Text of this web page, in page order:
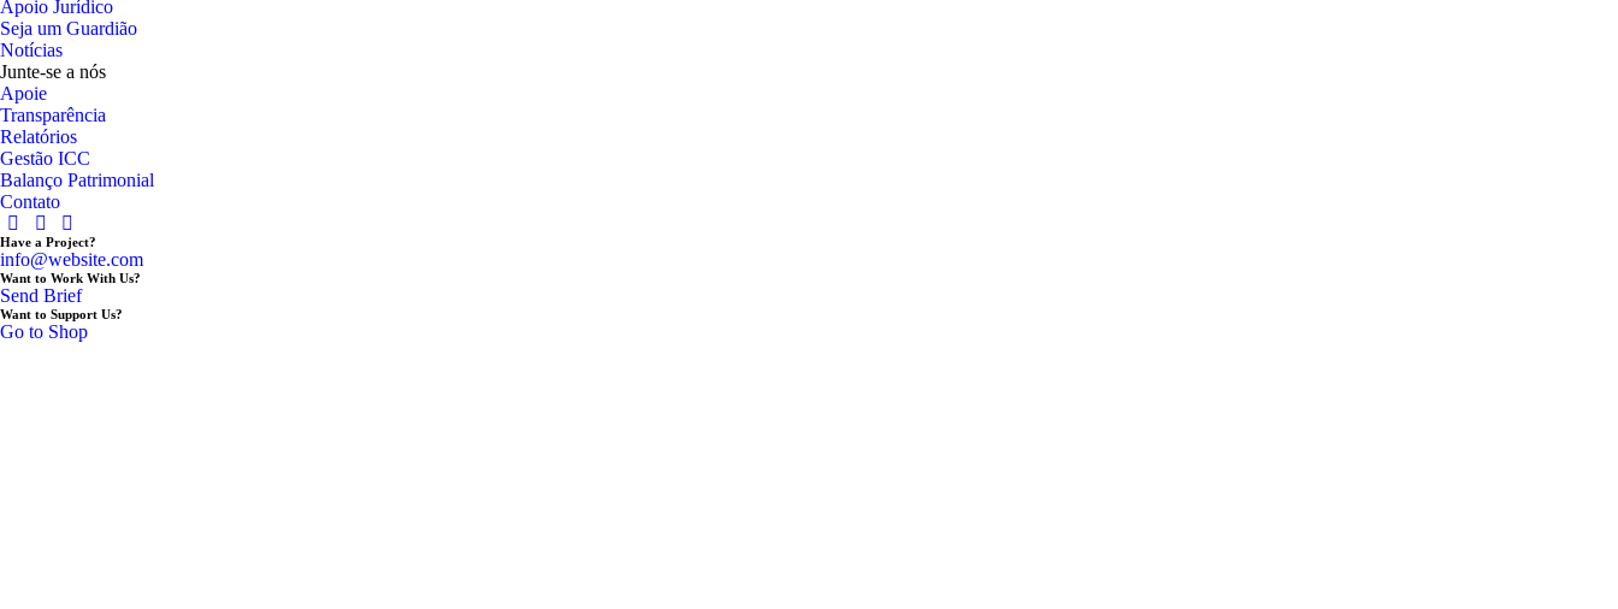
Apoio Jurídico
Seja um Guardião
Notícias
Junte-se a nós
Apoie
Transparência
Relatórios
Gestão ICC
Balanço Patrimonial
Contato
Have a Project?
info@website.com
Want to Work With Us?
Send Brief
Want to Support Us?
Go to Shop